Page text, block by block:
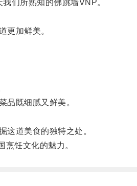
们所熟知的佛跳墙VNP。
加鲜美。
既细腻又鲜美。
道美食的独特之处。
饪文化的魅力。